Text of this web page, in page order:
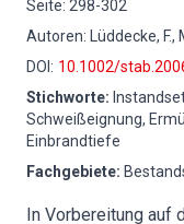
Seite: 298-302
Autoren:
Lüddecke,
DOI : 10.1002/
Stichworte:
Schweißeignung,
Einbrandtiefe
Fachgebiete:
In Vorbereitung auf